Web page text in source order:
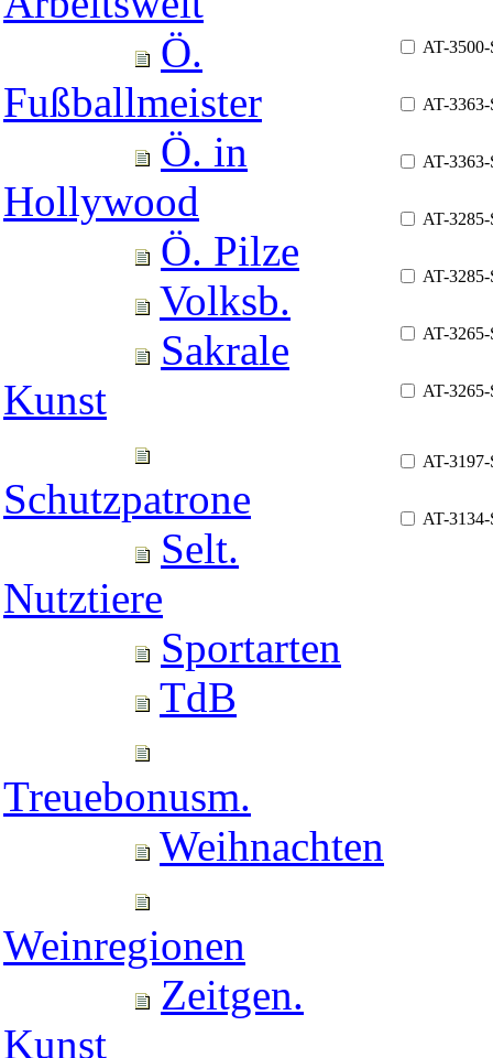
Ö.
Fußballmeister
Ö. in
Hollywood
Ö. Pilze
Volksb.
Sakrale
Kunst
Schutzpatrone
Selt.
Nutztiere
Sportarten
TdB
Treuebonusm.
Weihnachten
Weinregionen
Zeitgen.
Kunst
AT-3500-
AT-
AT-3363-
AT-
AT-3285-
AT-
AT-3265-
AT-3197-
AT-